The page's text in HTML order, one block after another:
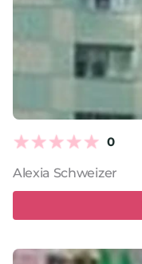
0
Alexia Schweizer